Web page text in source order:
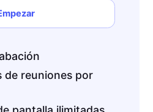
de reuniones por